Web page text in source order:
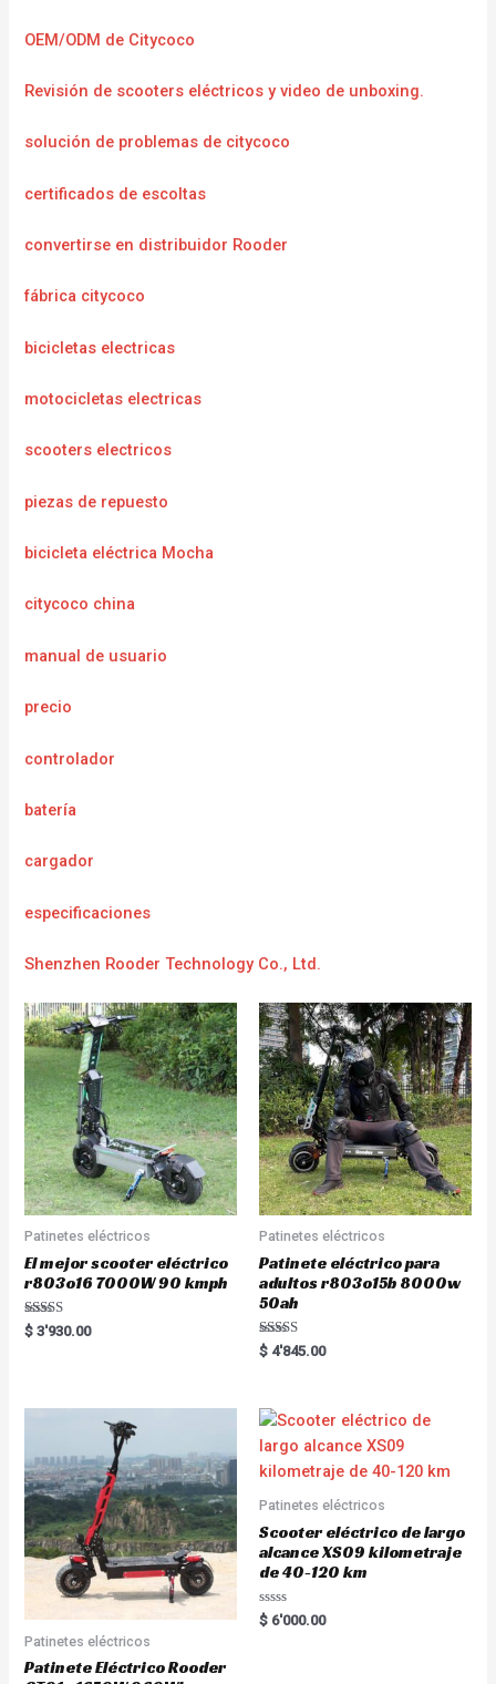
OEM/ODM de Citycoco
Revisión de scooters eléctricos y video de unboxing.
solución de problemas de citycoco
certificados de escoltas
convertirse en distribuidor Rooder
fábrica citycoco
bicicletas electricas
motocicletas electricas
scooters electricos
piezas de repuesto
bicicleta eléctrica Mocha
citycoco china
manual de usuario
precio
controlador
batería
cargador
especificaciones
Shenzhen Rooder Technology Co., Ltd.
Patinetes eléctricos
El mejor scooter eléctrico
r803o16 7000W 90 kmph
Rated
5.00
$ 3'930.00
Patinetes eléctricos
Patinete eléctrico para
adultos r803o15b 8000w
50ah
Rated
5.00
$ 4'845.00
Patinetes eléctricos
Patinete Eléctrico Rooder
Patinetes eléctricos
Scooter eléctrico de largo
alcance XS09 kilometraje
de 40-120 km
R
a
$ 6'000.00